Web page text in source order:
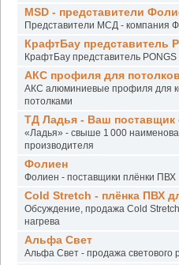
MSD - представители
Представители МСД - компания
КрафтБау представитель
КрафтБау представитель PONGS
АКС профиля для потолков
АКС алюминиевые профиля для
потолками
ТД Ладья - Ваш поставщик
«Ладья» - свыше 1 000
производителя
Фолиен
Фолиен - поставщики плёнки ПВХ
Cold Stretch - плёнка ПВХ
Обсуждение, продажа Cold
нагрева
Альфа Свет
Альфа Свет - продажа